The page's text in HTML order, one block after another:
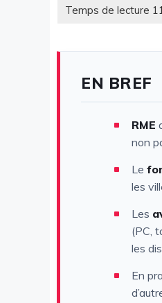
EN BREF
RME
non
Le
les
Les
(PC,
les
En